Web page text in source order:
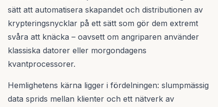
sätt att automatisera skapandet och distributionen av
krypteringsnycklar på ett sätt som gör dem extremt
svåra att knäcka – oavsett om angriparen använder
klassiska datorer eller morgondagens
kvantprocessorer.
Hemlighetens kärna ligger i fördelningen: slumpmässig
data sprids mellan klienter och ett nätverk av